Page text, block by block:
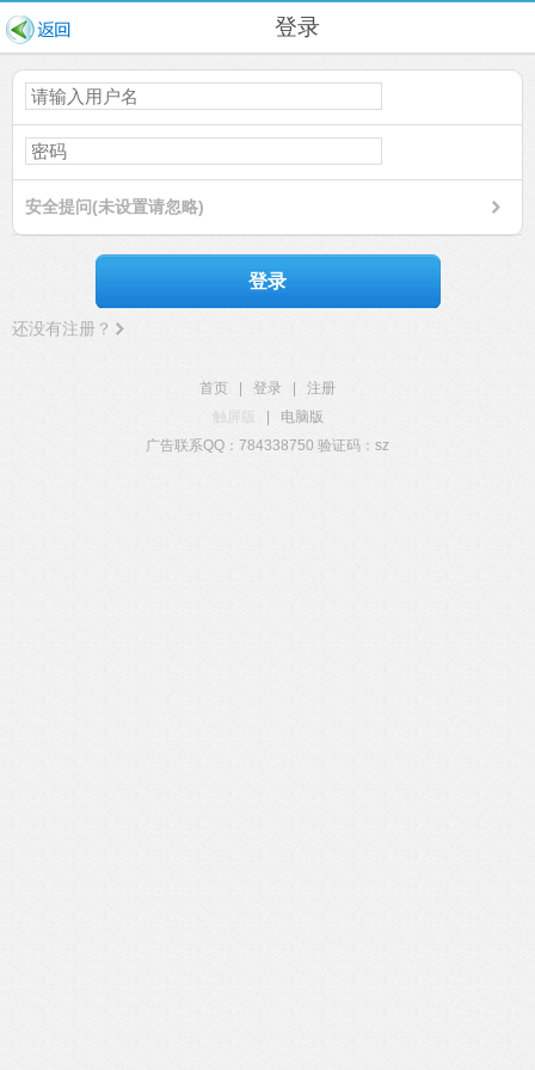
登录
安全提问(未设置请忽略)
登录
还没有注册？
首页 登录
注册
触屏版
电脑版
广告联系QQ：784338750 验证码：sz